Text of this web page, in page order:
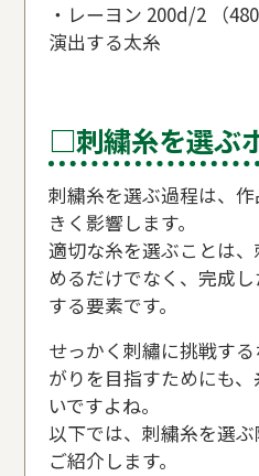
・レーヨン 200d/2 （
演出する太糸
□刺繍糸を選ぶ
刺繍糸を選ぶ過程は、
きく影響します。
適切な糸を選ぶことは
めるだけでなく、完成
する要素です。
せっかく刺繡に挑戦す
がりを目指すためにも
いですよね。
以下では、刺繍糸を選
ご紹介します。